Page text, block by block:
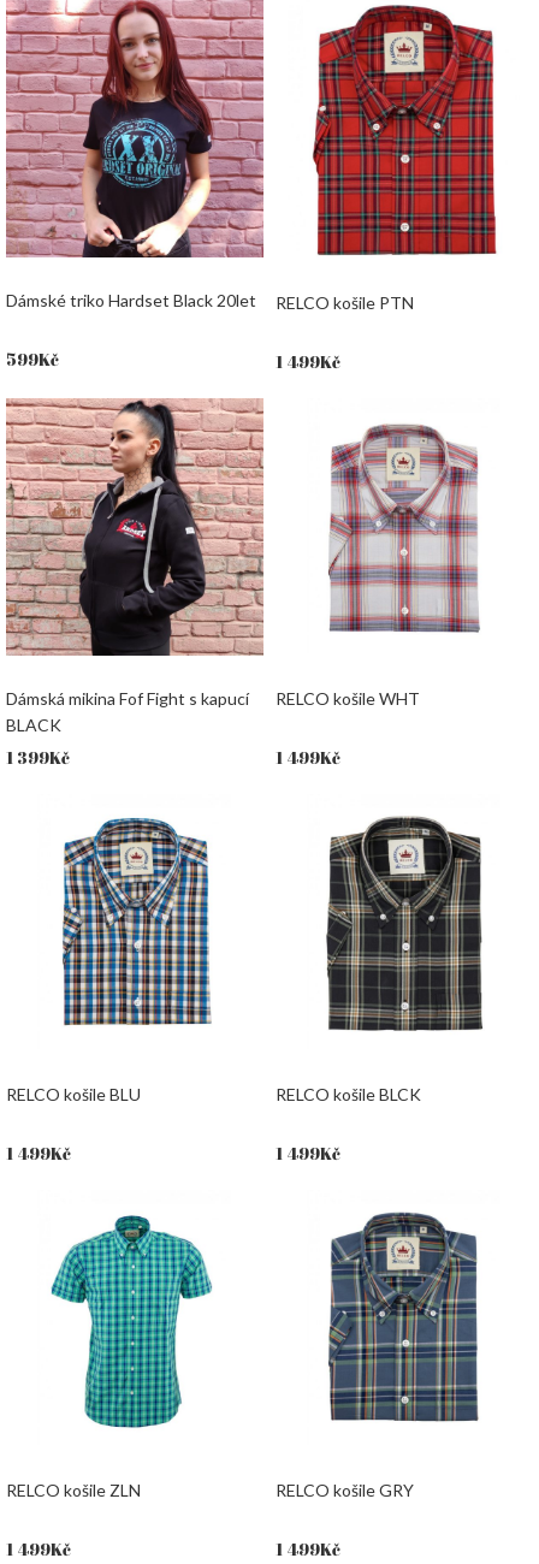
Dámské triko Hardset Black 20let
599Kč
RELCO košile PTN
1 499Kč
Dámská mikina Fof Fight s kapucí
BLACK
1 399Kč
RELCO košile WHT
1 499Kč
RELCO košile BLU
1 499Kč
RELCO košile BLCK
1 499Kč
RELCO košile ZLN
1 499Kč
RELCO košile GRY
1 499Kč